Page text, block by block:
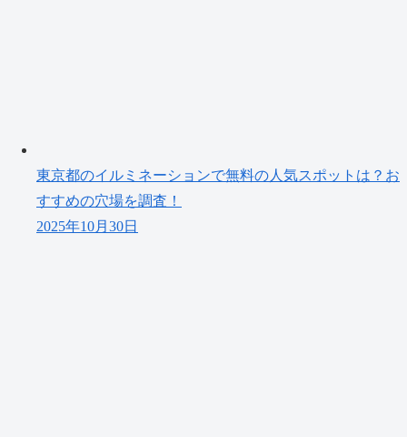
東京都のイルミネーションで無料の人気スポットは？お
すすめの穴場を調査！
2025年10月30日